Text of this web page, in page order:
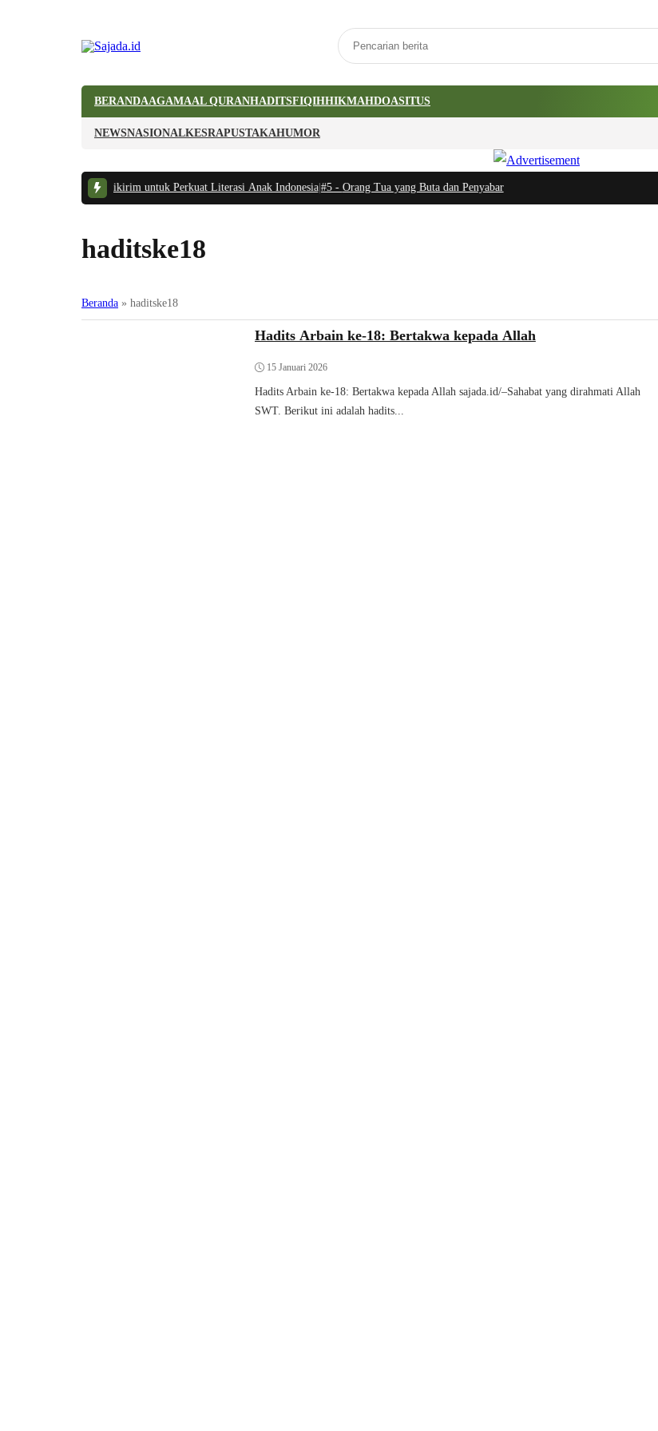
BERANDAAGAMAAL QURANHADITSFIQIHHIKMAHDOASITUS
NEWSNASIONALKESRAPUSTAKAHUMOR
Bermutu Dikirim untuk Perkuat Literasi Anak Indonesia|#5 -Orang Tua yang Buta dan Penyabar
haditske18
Beranda » haditske18
Hadits Arbain ke-18: Bertakwa kepada Allah
15 Januari 2026
Hadits Arbain ke-18: Bertakwa kepada Allah sajada.id/–Sahabat yang dirahmati Allah
SWT. Berikut ini adalah hadits...